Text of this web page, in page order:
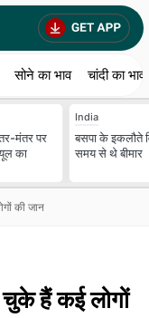
सोने का भाव चांदी का भाव
मंतर पर
का
India
बसपा के इकलौते
समय से थे बीमार
की जान
चुके हैं कई लोगों